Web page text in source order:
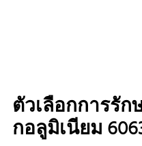
ตัวเลือกการรั
กอลูมิเนียม